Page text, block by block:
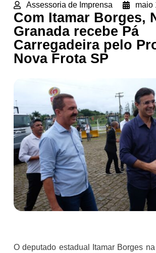
Assessoria de Imprensa maio
Com Itamar Borges,
Granada recebe Pá
Carregadeira pelo
Nova Frota SP
O deputado estadual Itamar Borges